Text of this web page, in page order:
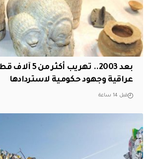
بعد 2003.. تهريب
عراقية وجهود حكومية لاستردادها
قبل 14 ساعة